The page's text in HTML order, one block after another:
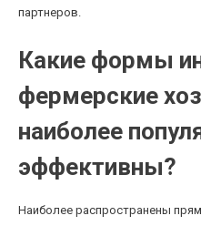
партнеров.
Какие формы
фермерские
наиболее
эффективны?
Наиболее распространены